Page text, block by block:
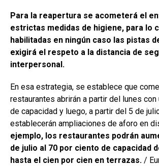
Para la reapertura se acometerá el
estrictas medidas de higiene, para lo
habilitadas en ningún caso las pistas
exigirá el respeto a la distancia de
interpersonal.
En esa estrategia, se establece que
restaurantes abrirán a partir del lunes
de capacidad y luego, a partir del 5 de
establecerán ampliaciones de aforo en
ejemplo, los restaurantes podrán
de julio al 70 por ciento de capacidad
hasta el cien por cien en terrazas. /